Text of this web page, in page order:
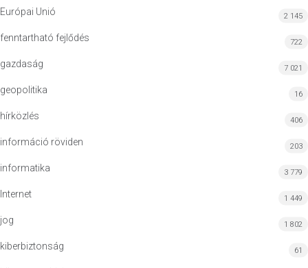
Európai Unió 2 145
fenntartható fejlődés 722
gazdaság 7 021
geopolitika 16
hírközlés 406
információ röviden 203
informatika 3 779
Internet 1 449
jog 1 802
kiberbiztonság 61